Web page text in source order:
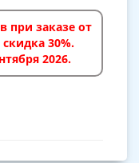
при заказе от
30%.
2026.